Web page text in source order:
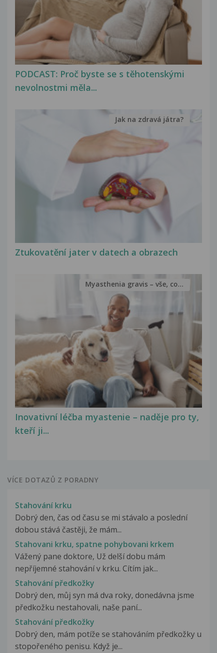
PODCAST: Proč byste se s těhotenskými
nevolnostmi měla...
Ztukovatění jater v datech a obrazech
Jak na zdravá játra?
Inovativní léčba myastenie – naděje pro ty,
kteří ji...
Myasthenia gravis – vše, co...
VÍCE DOTAZŮ Z PORADNY
Stahování krku
Dobrý den, čas od času se mi stávalo a poslední
dobou stává častěji, že mám...
Stahovani krku, spatne pohybovani krkem
Vážený pane doktore, Už delší dobu mám
nepříjemné stahování v krku. Cítím jak...
Stahování předkožky
Dobrý den, můj syn má dva roky, donedávna jsme
předkožku nestahovali, naše paní...
Stahování předkožky
Dobrý den, mám potíže se stahováním předkožky u
stopořeného penisu. Když je...